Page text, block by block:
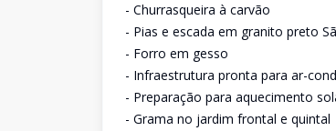
- Churrasqueira à carvão
- Pias e escada em granito preto
- Forro em gesso
- Infraestrutura pronta para ar-
- Preparação para aquecimento
- Grama no jardim frontal e quintal